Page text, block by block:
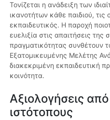
Τονίζεται η ανάδειξη των
ικανοτήτων κάθε παιδιού, τις
εκπαιδευτικός. Η παροχή
ευελιξία στις απαιτήσεις της
πραγματικότητας συνθέτουν
Εξατομικευμένης Μελέτης
διακεκριμένη εκπαιδευτική
κοινότητα.
Αξιολογήσεις
ιστότοπους